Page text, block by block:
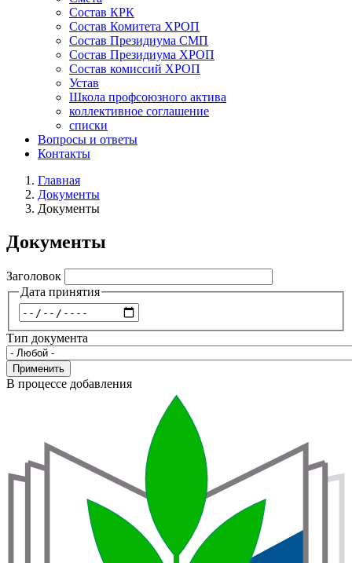
Состав КРК
Состав Комитета ХРОП
Состав Президиума СМП
Состав Президиума ХРОП
Состав комиссий ХРОП
Устав
Школа профсоюзного актива
коллективное соглашение
списки
Вопросы и ответы
Контакты
Строка
навигации
Главная
Документы
Документы
Документы
Заголовок
Дата принятия
Дата
Тип документа
Применить
В процессе добавления